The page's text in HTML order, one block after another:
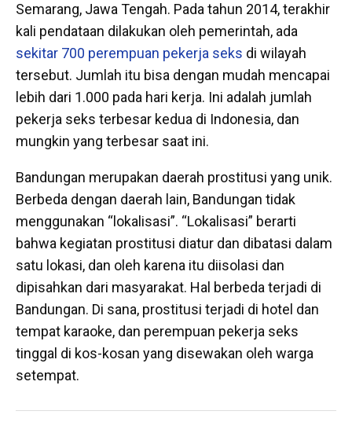
Semarang, Jawa Tengah. Pada tahun 2014, terakhir
kali pendataan dilakukan oleh pemerintah, ada
sekitar 700 perempuan pekerja seks di wilayah
tersebut. Jumlah itu bisa dengan mudah mencapai
lebih dari 1.000 pada hari kerja. Ini adalah jumlah
pekerja seks terbesar kedua di Indonesia, dan
mungkin yang terbesar saat ini.
Bandungan merupakan daerah prostitusi yang unik.
Berbeda dengan daerah lain, Bandungan tidak
menggunakan “lokalisasi”. “Lokalisasi” berarti
bahwa kegiatan prostitusi diatur dan dibatasi dalam
satu lokasi, dan oleh karena itu diisolasi dan
dipisahkan dari masyarakat. Hal berbeda terjadi di
Bandungan. Di sana, prostitusi terjadi di hotel dan
tempat karaoke, dan perempuan pekerja seks
tinggal di kos-kosan yang disewakan oleh warga
setempat.